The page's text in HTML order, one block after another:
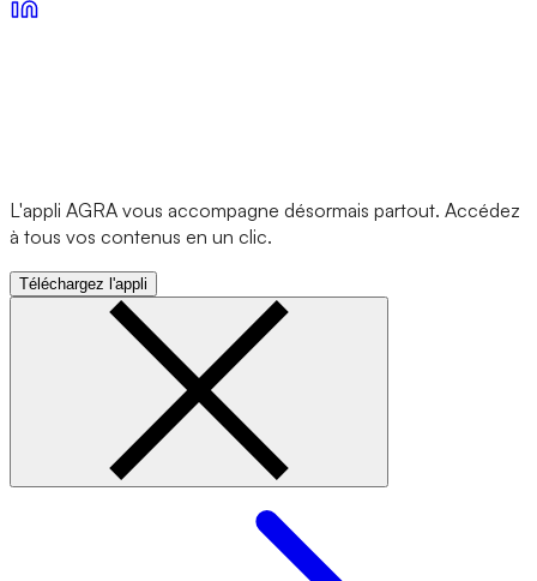
L'appli AGRA vous accompagne désormais partout. Accédez
à tous vos contenus en un clic.
Téléchargez l'appli